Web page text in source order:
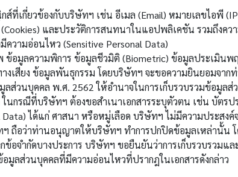
กี่ยวข้องกับบริษัทฯ เช่น อีเมล (Email) หมายเลขไอพี
(Cookies) และประวัติการสนทนาในแอปพลิเคชัน รวมถึงค
ามอ่อนไหว (Sensitive Personal Data)
ความพิการ ข้อมูลชีวมิติ (Biometric) ข้อมูลประเมินพ
เสียง ข้อมูลพันธุกรรม โดยบริษัทฯ จะขอความยินยอมจาก
วนบุคคล พ.ศ. 2562 ให้อำนาจในการเก็บรวบรวมข้อมูล
กรณีที่บริษัทฯ ต้องขอสำเนาเอกสารระบุตัวตน เช่น บัตรป
ได้แก่ ศาสนา หรือหมู่เลือด บริษัทฯ ไม่มีความประสง
ถือว่าท่านอนุญาตให้บริษัทฯ ทำการปกปิดข้อมูลเหล่านั้น โ
อจำกัดบางประการ บริษัทฯ ขอยืนยันว่าการเก็บรวบรวมแ
มูลส่วนบุคคลที่มีความอ่อนไหวที่ปรากฎในเอกสารดังกล่าว